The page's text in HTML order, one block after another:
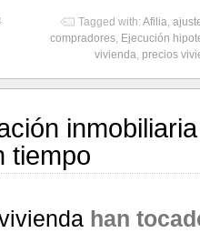
Tagged with: Afilia
compradores Ejecución
vivienda precios
tiempo
han